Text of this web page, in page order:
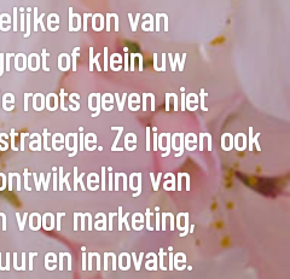
bron van
of klein uw
roots geven niet
Ze liggen ook
van
voor marketing,
en innovatie.